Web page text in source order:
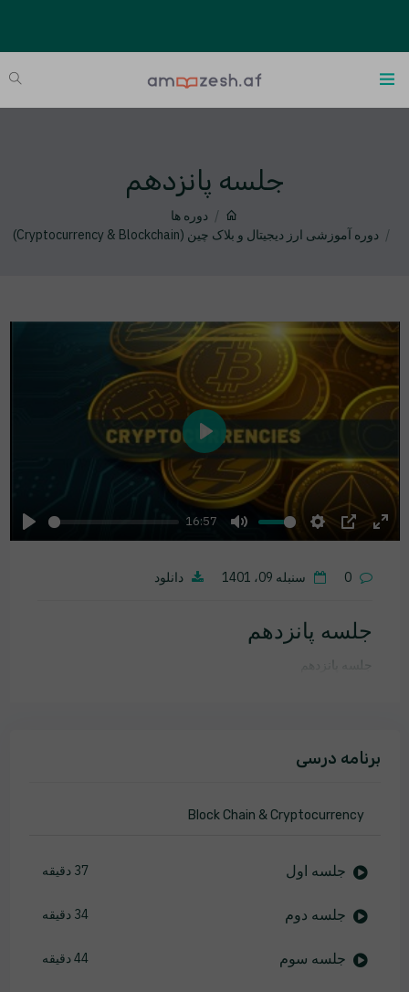
جلسه پانزدهم
دوره ها
دوره آموزشی ارز دیجیتال و بلاک چین (Cryptocurrency & Blockchain)
Play
16:57
Mute Settings
PIP
Play
0 سنبله 09، 1401 دانلود
جلسه پانزدهم
جلسه پانزدهم
برنامه درسی
Block Chain & Cryptocurrency
جلسه اول 37 دقیقه
جلسه دوم 34 دقیقه
جلسه سوم 44 دقیقه